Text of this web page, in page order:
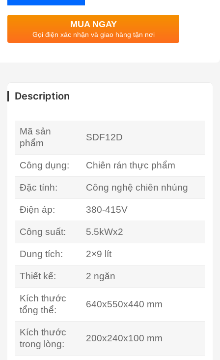
MUA NGAY
Gọi điện xác nhận và giao hàng tận nơi
Description
Mã sản
phẩm
SDF12D
Công dụng: Chiên rán thực phẩm
Đặc tính: Công nghệ chiên nhúng
Điện áp: 380-415V
Công suất: 5.5kWx2
Dung tích: 2×9 lít
Thiết kế: 2 ngăn
Kích thước
tổng thể:
640x550x440 mm
Kích thước
trong lòng:
200x240x100 mm